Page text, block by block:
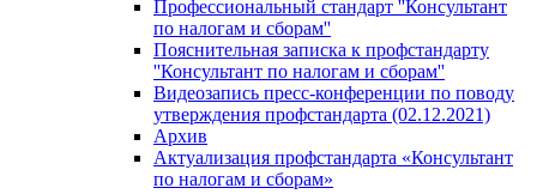
Профессиональный стандарт ''Консультант
по налогам и сборам''
Пояснительная записка к профстандарту
''Консультант по налогам и сборам''
Видеозапись пресс-конференции по поводу
утверждения профстандарта (02.12.2021)
Архив
Актуализация профстандарта «Консультант
по налогам и сборам»